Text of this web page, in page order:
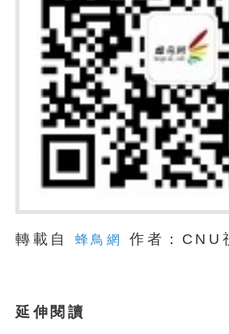
轉載自 蜂鳥網 作者：CNU
延伸閱讀